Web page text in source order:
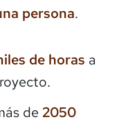
persona.
de horas a
de 2050